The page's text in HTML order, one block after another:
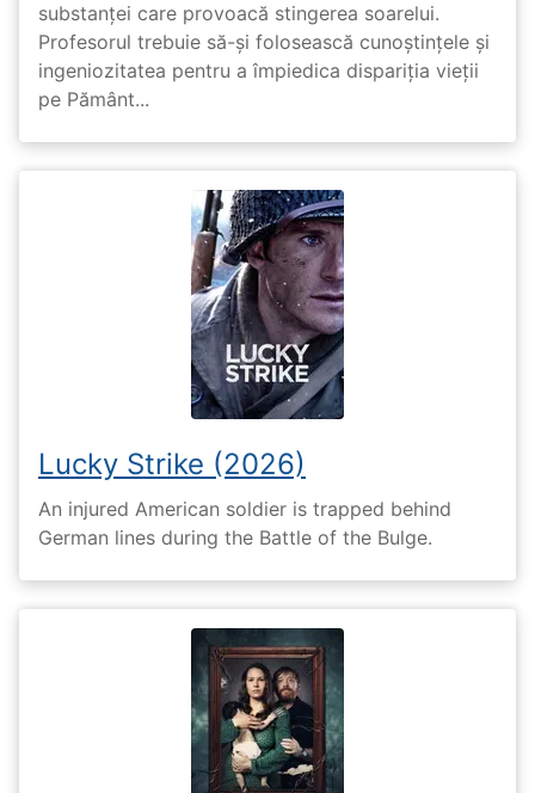
substanței care provoacă stingerea soarelui.
Profesorul trebuie să-și folosească cunoștințele și
ingeniozitatea pentru a împiedica dispariția vieții
pe Pământ...
Lucky Strike (2026)
An injured American soldier is trapped behind
German lines during the Battle of the Bulge.